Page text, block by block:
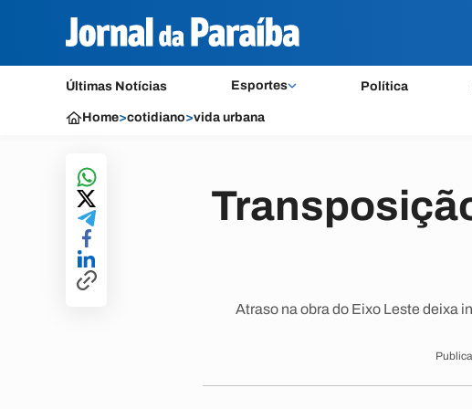
Últimas Notícias Esportes Política
Home>cotidiano>vida urbana
Atraso na obra do Eixo Leste deixa